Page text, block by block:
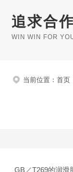
追求合
WIN WIN FOR
当前位置： 首页
GB／T269的润滑